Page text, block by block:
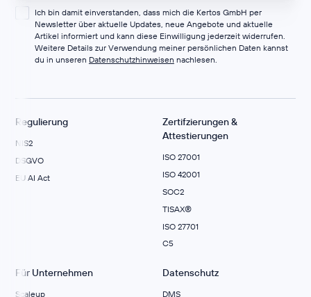
Ich bin damit einverstanden, dass mich die Kertos GmbH per
Newsletter über aktuelle Updates, neue Angebote und aktuelle
Artikel informiert und kann diese Einwilligung jederzeit widerrufen.
Weitere Details zur Verwendung meiner persönlichen Daten kannst
du in unseren Datenschutzhinweisen nachlesen.
Regulierung
NIS2
DSGVO
EU AI Act
Zertifzierungen &
Attestierungen
ISO 27001
ISO 42001
SOC2
TISAX®
ISO 27701
C5
Für Unternehmen
Scaleup
Datenschutz
DMS